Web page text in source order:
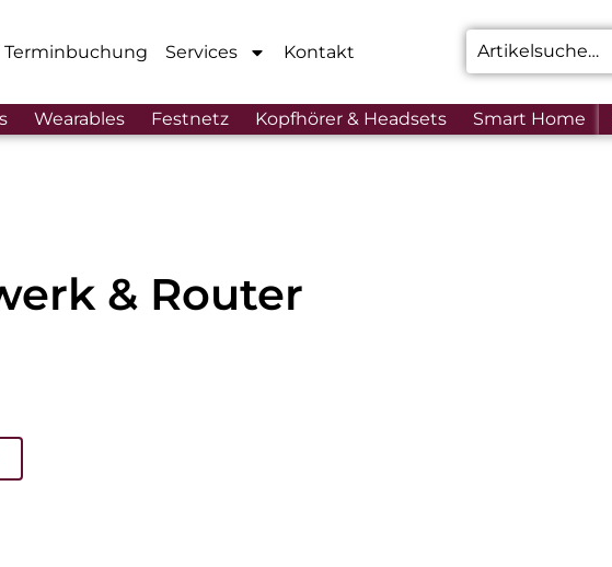
Terminbuchung Services Kontakt
Wearables Festnetz Kopfhörer & Headsets Smart Home
& Router